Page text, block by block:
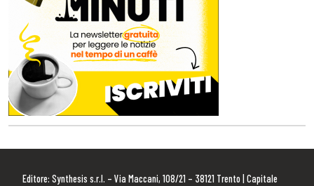
Editore: Synthesis s.r.l. – Via Maccani, 108/21 – 38121 Trento | Capitale